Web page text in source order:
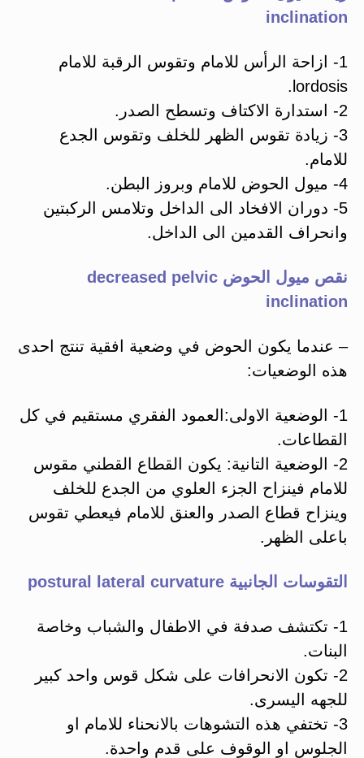
inclination
1- ازاحة الرأس للامام وتقوس الرقبة للامام
lordosis.
2- استدارة الاكتاف وتسطح الصدر.
3- زيادة تقوس الظهر للخلف وتقوس الجدع
للامام.
4- ميول الحوض للامام وبروز البطن.
5- دوران الافخاد الى الداخل وتلامس الركبتين
وانحراف القدمين الى الداخل.
نقص ميول الحوض decreased pelvic
inclination
– عندما يكون الحوض في وضعية افقية تنتج احدى
هذه الوضعيات:
1- الوضعية الاولى:العمود الفقري مستقيم في كل
القطاعات.
2- الوضعية التانية: يكون القطاع القطني مقوس
للامام فينزاح الجزء العلوي من الجدع للخلف
وينزاح قطاع الصدر والعنق للامام فيعطي تقوس
باعلى الظهر.
التقوسات الجانبية postural lateral curvature
1- تكتشف صدفة في الاطفال والشباب وخاصة
البنات.
2- تكون الانحرافات على شكل قوس واحد كبير
للجهه اليسرى.
3- تختفي هذه التشوهات بالانحناء للامام او
الجلوس او الوقوف على قدم واحدة.